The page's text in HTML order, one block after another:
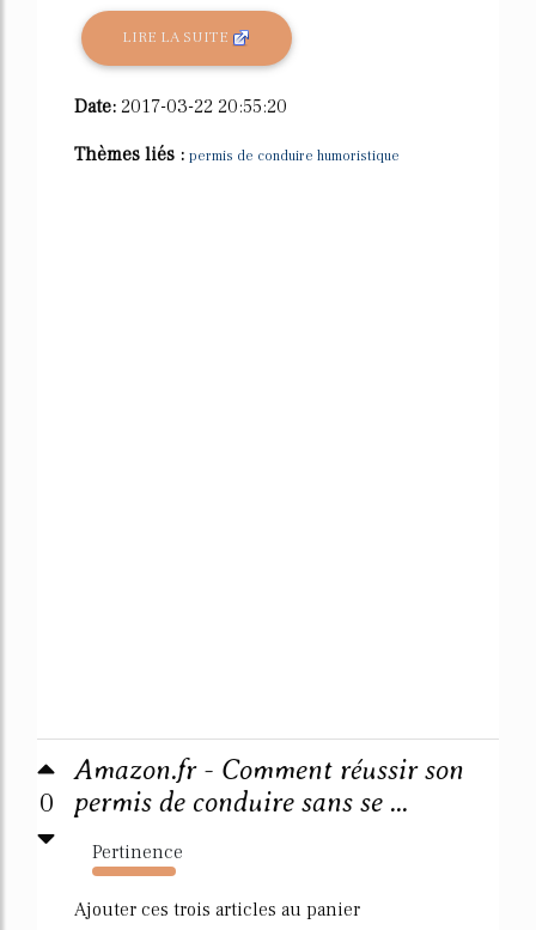
LIRE LA SUITE
Date: 2017-03-22 20:55:20
Thèmes liés : permis de conduire humoristique
0
Amazon.fr - Comment réussir son
permis de conduire sans se ...
Pertinence
122%
Ajouter ces trois articles au panier